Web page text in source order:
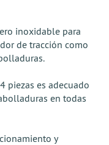
inoxidable para
de tracción como
piezas es adecuado
en todas
y